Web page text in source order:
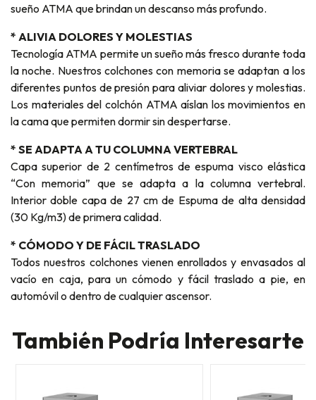
sueño ATMA que brindan un descanso más profundo.
* ALIVIA DOLORES Y MOLESTIAS
Tecnología ATMA permite un sueño más fresco durante toda
la noche. Nuestros colchones con memoria se adaptan a los
diferentes puntos de presión para aliviar dolores y molestias.
Los materiales del colchón ATMA aíslan los movimientos en
la cama que permiten dormir sin despertarse.
* SE ADAPTA A TU COLUMNA VERTEBRAL
Capa superior de 2 centímetros de espuma visco elástica
“Con memoria” que se adapta a la columna vertebral.
Interior doble capa de 27 cm de Espuma de alta densidad
(30 Kg/m3) de primera calidad.
* CÓMODO Y DE FÁCIL TRASLADO
Todos nuestros colchones vienen enrollados y envasados al
vacío en caja, para un cómodo y fácil traslado a pie, en
automóvil o dentro de cualquier ascensor.
También Podría Interesarte